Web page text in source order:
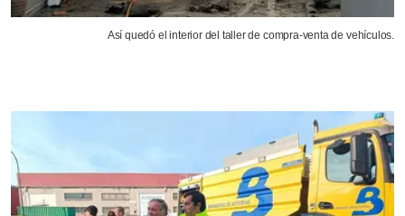
Así quedó el interior del taller de compra-venta de vehículos.